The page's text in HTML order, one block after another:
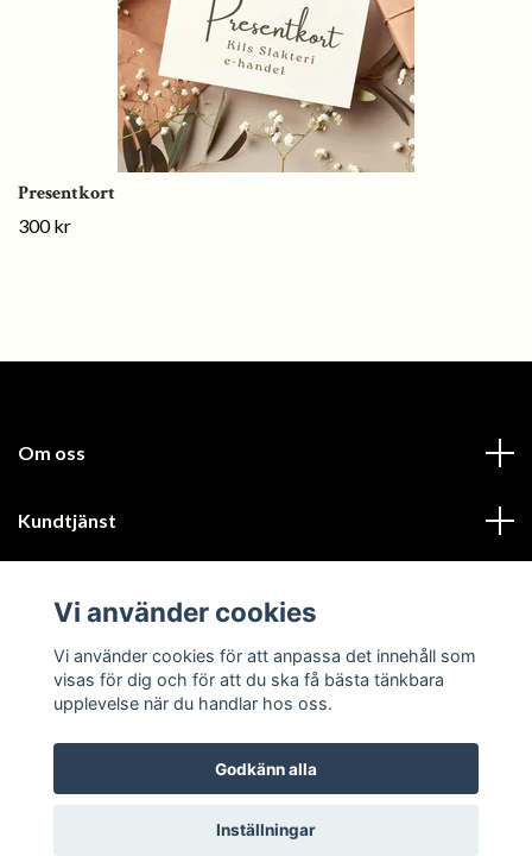
Presentkort
300 kr
Om oss
Kundtjänst
Sociala medier
© 2026 Kils Slakteri
Vi använder cookies
Vi använder cookies för att anpassa det innehåll som
visas för dig och för att du ska få bästa tänkbara
upplevelse när du handlar hos oss.
Godkänn alla
Inställningar